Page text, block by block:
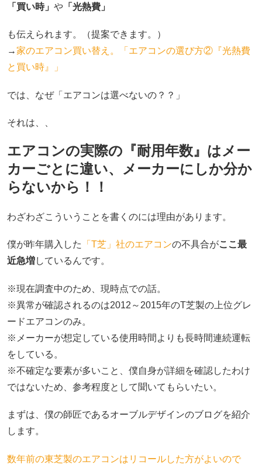
「買い時」 や「光熱費」
も伝えられます。（提案できます。）
→家のエアコン買い替え。「エアコンの選び方②『光熱費
と買い時』」
では、なぜ「エアコンは選べないの？？」
それは、、
エアコンの実際の『耐用年数』はメー
カーごとに違い、メーカーにしか分か
らないから！！
わざわざこういうことを書くのには理由があります。
僕が昨年購入した 「T芝」社のエアコンの不具合がここ最
近急増しているんです。
※現在調査中のため、現時点での話。
※異常が確認されるのは2012～2015年のT芝製の上位グレ
ードエアコンのみ。
※メーカーが想定している使用時間よりも長時間連続運転
をしている。
※不確定な要素が多いこと、僕自身が詳細を確認したわけ
ではないため、参考程度として聞いてもらいたい。
まずは、僕の師匠であるオーブルデザインのブログを紹介
します。
数年前の東芝製のエアコンはリコールした方がよいので